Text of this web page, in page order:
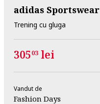
adidas Sportswear
Trening cu gluga
30503 lei
Vandut de
Fashion Days